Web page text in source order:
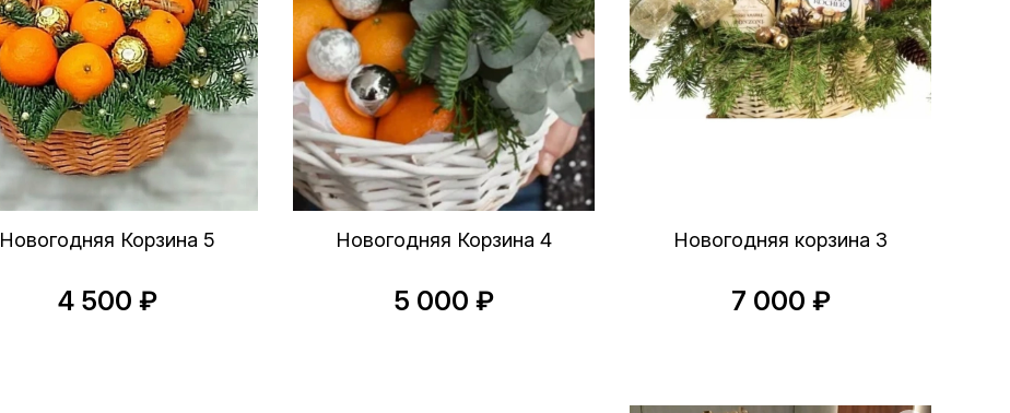
Новогодняя Корзина 5
4 500 ₽
Новогодняя Корзина 4
5 000 ₽
Новогодняя корзина 3
7 000 ₽